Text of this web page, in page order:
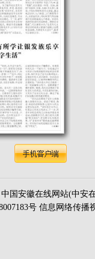
中国安徽在线网站(中安
号 信息网络传播